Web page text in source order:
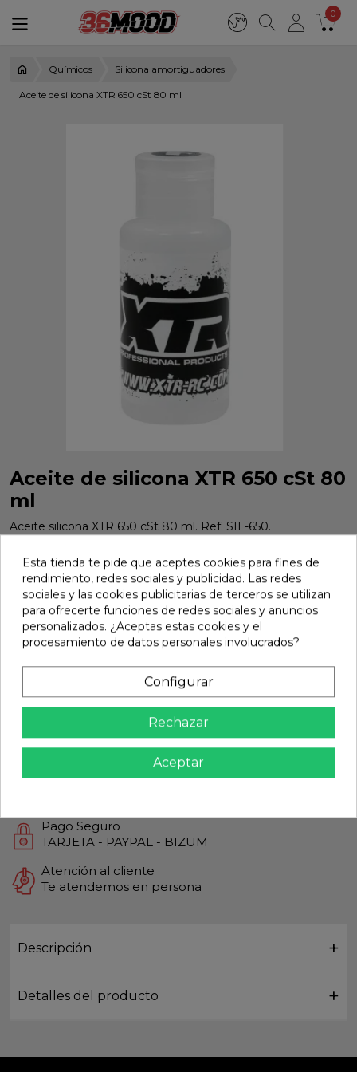
0
Químicos Silicona amortiguadores
Aceite de silicona XTR 650 cSt 80 ml
Aceite de silicona XTR 650 cSt 80
ml
Aceite silicona XTR 650 cSt 80 ml. Ref. SIL-650.
6,18 €
Añadir
En stock
share Compartir
Calidad Garantizada
Productos de Máxima calidad
Envío Rápido
Pago Seguro
TARJETA - PAYPAL - BIZUM
Atención al cliente
Te atendemos en persona
Descripción
Detalles del producto
Esta tienda te pide que aceptes cookies para fines de
rendimiento, redes sociales y publicidad. Las redes
sociales y las cookies publicitarias de terceros se utilizan
para ofrecerte funciones de redes sociales y anuncios
personalizados. ¿Aceptas estas cookies y el
procesamiento de datos personales involucrados?
Configurar
Rechazar
Aceptar